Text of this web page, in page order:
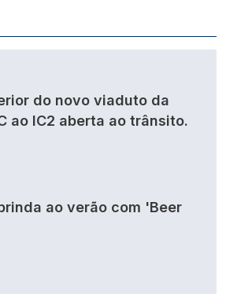
do novo viaduto da
ao IC2 aberta ao trânsito.
ao verão com 'Beer